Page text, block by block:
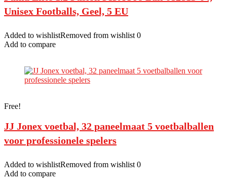
Unisex Footballs, Geel, 5 EU
Added to wishlistRemoved from wishlist 0
Add to compare
Free!
JJ Jonex voetbal, 32 paneelmaat 5 voetbalballen
voor professionele spelers
Added to wishlistRemoved from wishlist 0
Add to compare